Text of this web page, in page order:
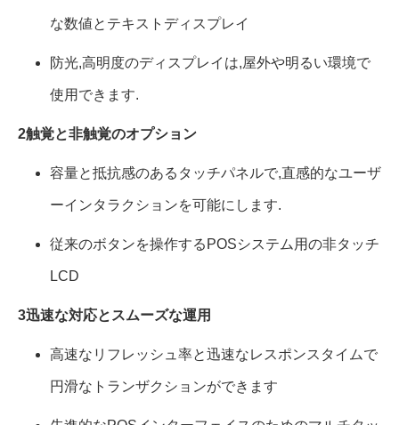
な数値とテキストディスプレイ
防光,高明度のディスプレイは,屋外や明るい環境で
使用できます.
2触覚と非触覚のオプション
容量と抵抗感のあるタッチパネルで,直感的なユーザ
ーインタラクションを可能にします.
従来のボタンを操作するPOSシステム用の非タッチ
LCD
3迅速な対応とスムーズな運用
高速なリフレッシュ率と迅速なレスポンスタイムで
円滑なトランザクションができます